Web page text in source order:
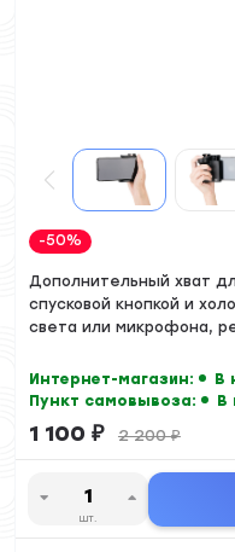
-50%
Дополнительный хват
спусковой кнопкой и
света или микрофона,
Интернет-магазин:
В
Пункт самовывоза:
В
1 100 ₽ 2 200₽
шт.